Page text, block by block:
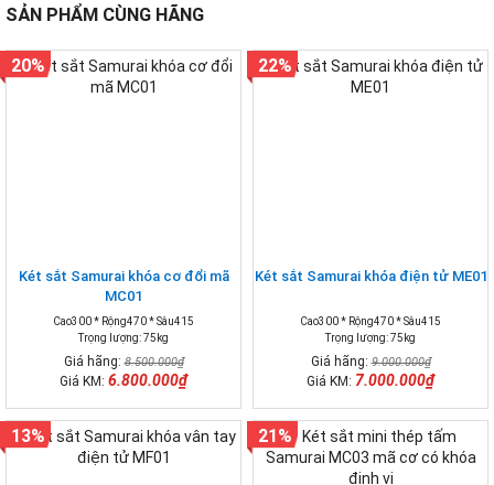
SẢN PHẨM CÙNG HÃNG
Két sắt Samurai khóa cơ đổi mã
MC01
Cao300 * Rộng470 * Sâu415
Trọng lượng: 75kg
Giá hãng:8.500.000₫
Giá KM: 6.800.000₫
20%
Két sắt Samurai khóa điện tử ME01
Cao300 * Rộng470 * Sâu415
Trọng lượng: 75kg
Giá hãng:9.000.000₫
Giá KM: 7.000.000₫
22%
13% 21%